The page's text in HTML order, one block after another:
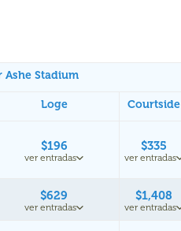
Ashe Stadium
Loge Courtside
$196
ver entradas
$335
ver entradas
$629
ver entradas
$1,408
ver entradas